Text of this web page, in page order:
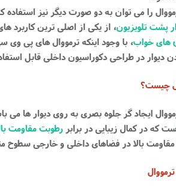
را می توان به دو صورت دیگر نیز استفاده
پشت تلویزیون، از یکی از اصلی ترین کاربرد
های خواب، با وجود اینکه ترمووال های پی
در طراحی دکوراسیون داخلی قابل
چیست؟
ایجاد گر جلوه بصری به روی دیوار ها
که در کمال زیبایی در برابر رطوبت مقاومت
مقاومت بالا در فضاهای داخلی و خارجی سطوح